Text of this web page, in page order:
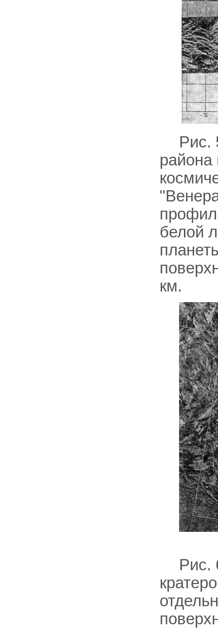
Рис.
района
белой
км.
Рис.